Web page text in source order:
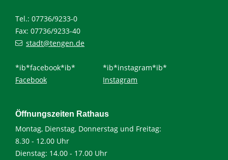
Tel.: 07736/9233-0
Fax: 07736/9233-40
stadt@tengen.de
*ib*facebook*ib*
Facebook
*ib*instagram*ib*
Instagram
Öffnungszeiten Rathaus
Montag, Dienstag, Donnerstag und Freitag:
8.30 - 12.00 Uhr
Dienstag: 14.00 - 17.00 Uhr